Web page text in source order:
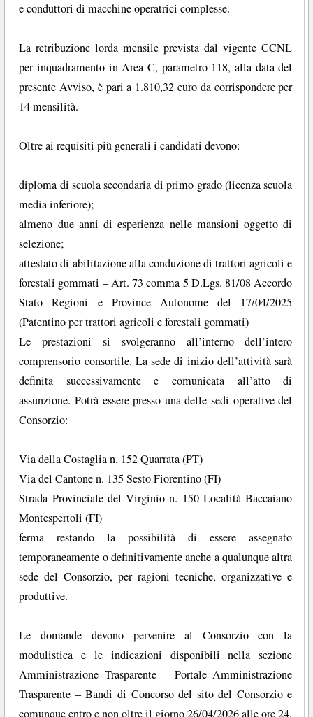
e conduttori di macchine operatrici complesse.
La retribuzione lorda mensile prevista dal vigente CCNL
per inquadramento in Area C, parametro 118, alla data del
presente Avviso, è pari a 1.810,32 euro da corrispondere per
14 mensilità.
Oltre ai requisiti più generali i candidati devono:
diploma di scuola secondaria di primo grado (licenza scuola
media inferiore);
almeno due anni di esperienza nelle mansioni oggetto di
selezione;
attestato di abilitazione alla conduzione di trattori agricoli e
forestali gommati – Art. 73 comma 5 D.Lgs. 81/08 Accordo
Stato Regioni e Province Autonome del 17/04/2025
(Patentino per trattori agricoli e forestali gommati)
Le prestazioni si svolgeranno all’interno dell’intero
comprensorio consortile. La sede di inizio dell’attività sarà
definita successivamente e comunicata all’atto di
assunzione. Potrà essere presso una delle sedi operative del
Consorzio:
Via della Costaglia n. 152 Quarrata (PT)
Via del Cantone n. 135 Sesto Fiorentino (FI)
Strada Provinciale del Virginio n. 150 Località Baccaiano
Montespertoli (FI)
ferma restando la possibilità di essere assegnato
temporaneamente o definitivamente anche a qualunque altra
sede del Consorzio, per ragioni tecniche, organizzative e
produttive.
Le domande devono pervenire al Consorzio con la
modulistica e le indicazioni disponibili nella sezione
Amministrazione Trasparente – Portale Amministrazione
Trasparente – Bandi di Concorso del sito del Consorzio e
comunque entro e non oltre il giorno 26/04/2026 alle ore 24.